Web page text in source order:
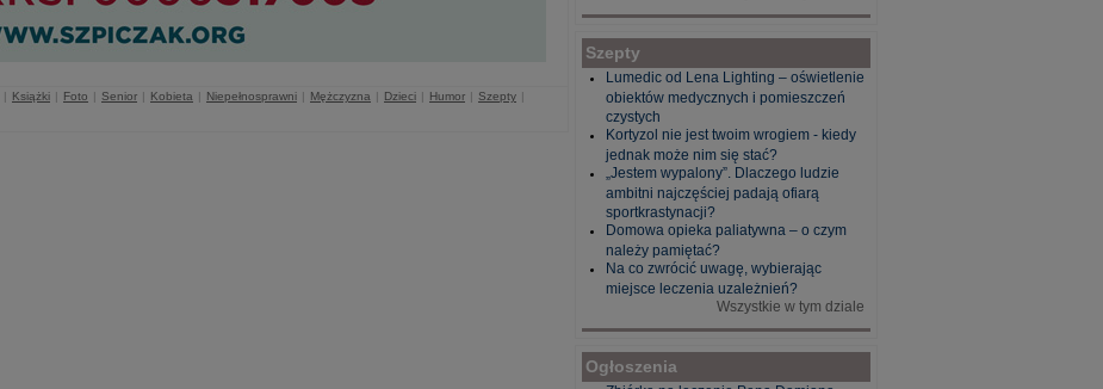
| Książki | Foto | Senior | Kobieta | Niepełnosprawni | Mężczyzna | Dzieci | Humor | Szepty |
Szepty
Lumedic od Lena Lighting – oświetlenie
obiektów medycznych i pomieszczeń
czystych
Kortyzol nie jest twoim wrogiem - kiedy
jednak może nim się stać?
„Jestem wypalony”. Dlaczego ludzie
ambitni najczęściej padają ofiarą
sportkrastynacji?
Domowa opieka paliatywna – o czym
należy pamiętać?
Na co zwrócić uwagę, wybierając
miejsce leczenia uzależnień?
Wszystkie w tym dziale
Ogłoszenia